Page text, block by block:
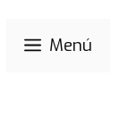
Menú